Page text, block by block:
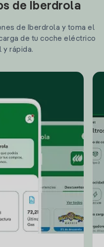
de Iberdrola
de Iberdrola y toma el
de tu coche eléctrico
y rápida.